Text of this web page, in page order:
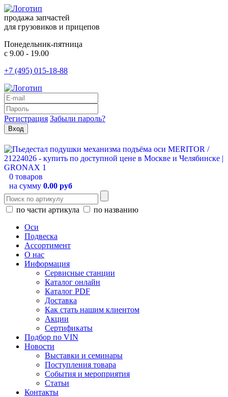
продажа запчастей
для грузовиков и прицепов
Понедельник-пятница
с 9.00 - 19.00
+7 (495) 015-18-88
Регистрация Забыли пароль?
0 товаров
на сумму 0.00 руб
по части артикула
по названию
Оси
Подвеска
Ассортимент
О нас
Информация
Сервисные станции
Каталог онлайн
Каталог PDF
Доставка
Как стать нашим клиентом
Акции
Сертификаты
Подбор по VIN
Новости
Выставки и семинары
Поступления товара
События и мероприятия
Статьи
Контакты